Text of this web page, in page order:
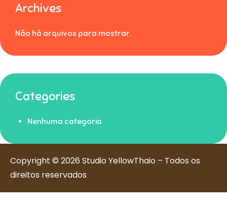
Archives
Não há arquivos para mostrar.
Categories
Nenhuma categoria
Copyright © 2026 Studio YellowThaio – Todos os
direitos reservados